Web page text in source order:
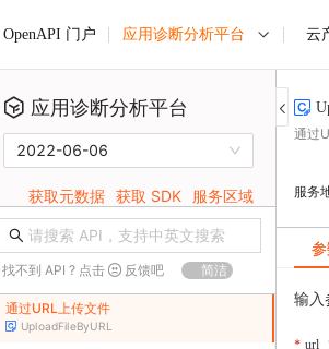
OpenAPI 门户 应用诊断分析平台 云
应用诊断分析平台
2022-06-06
获取元数据 获取 SDK 服务区域
找不到 API ? 点击 反馈吧 简洁
通过URL上传文件
UploadFileByURL
通过
服务
输入
url